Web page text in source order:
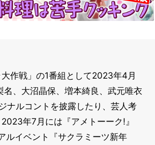
作戦」の1番組として2023年4月
、大沼晶保、増本綺良、武元唯衣
ナルコントを披露したり、芸人考
年7月には『アメトーーク!』
ルイベント『サクラミーツ新年